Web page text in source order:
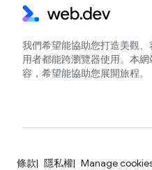
我們希望能協助您打造美觀
用者都能跨瀏覽器使用。本
容，希望能協助您展開旅程。
條款 隱私權 Manage